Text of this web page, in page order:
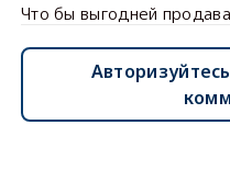
Что бы выгодней